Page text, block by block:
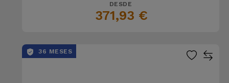
DESDE
371,93 €
36 MESES